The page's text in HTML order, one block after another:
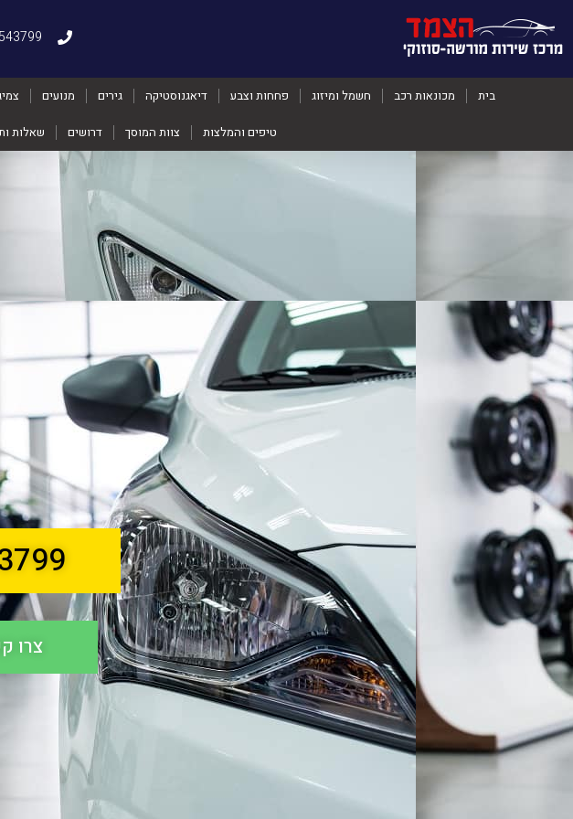
בית מכונאות רכב חשמל ומיזוג פחחות וצבע דיאגנוסטיקה גירים מנועים
טיפים והמלצות צוות המוסך דרושים שאלות
צרו